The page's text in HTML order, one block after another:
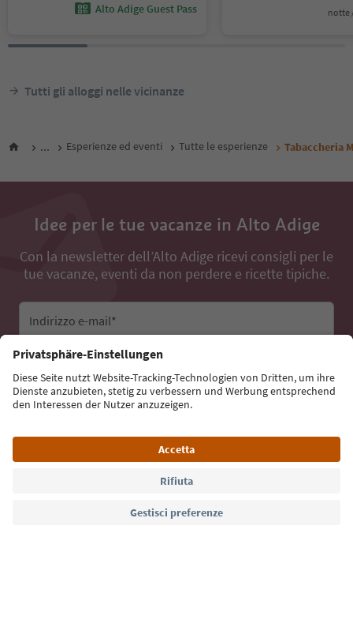
Alto Adige Guest Pass notte
Tutti gli alloggi nelle vicinanze
... Esperienze ed eventi Tutte le esperienze Tabaccheria
Idee per le tue vacanze in Alto Adige
Con la newsletter dell’Alto Adige ricevi consigli per le
tue vacanze, eventi da non perdere e ricette tipiche.
Indirizzo e-mail*
Iscriviti alla newsletter